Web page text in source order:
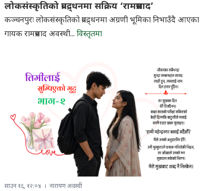
लोकसंस्कृतिको प्रवद्र्धनमा सक्रिय ‘रामप्रसाद’
कञ्चनपुरः लोकसंस्कृतिको प्रवद्र्धनमा अग्रणी भूमिका निभाउँदै आएका
गायक रामप्रसाद अवस्थी... विस्तृतमा
साउन १६, १२:०४ नारायण अवस्थी